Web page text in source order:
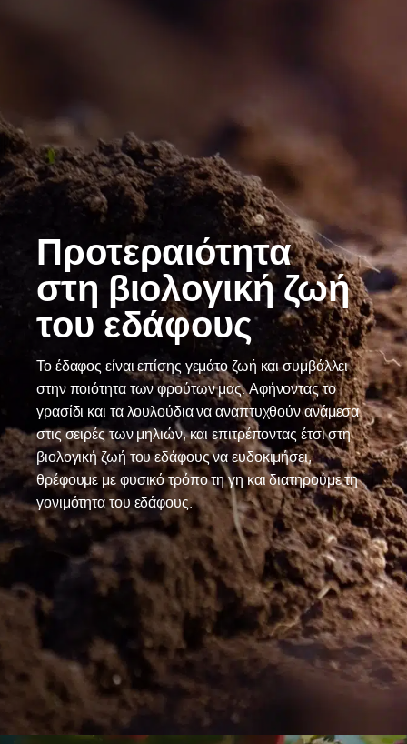
Προτεραιότητα
στη βιολογική ζωή
του εδάφους
Το έδαφος είναι επίσης γεμάτο ζωή και συμβάλλει
στην ποιότητα των φρούτων μας. Αφήνοντας το
γρασίδι και τα λουλούδια να αναπτυχθούν ανάμεσα
στις σειρές των μηλιών, και επιτρέποντας έτσι στη
βιολογική ζωή του εδάφους να ευδοκιμήσει,
θρέφουμε με φυσικό τρόπο τη γη και διατηρούμε τη
γονιμότητα του εδάφους.